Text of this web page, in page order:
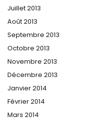
Juillet 2013
Août 2013
Septembre 2013
Octobre 2013
Novembre 2013
Décembre 2013
Janvier 2014
Février 2014
Mars 2014